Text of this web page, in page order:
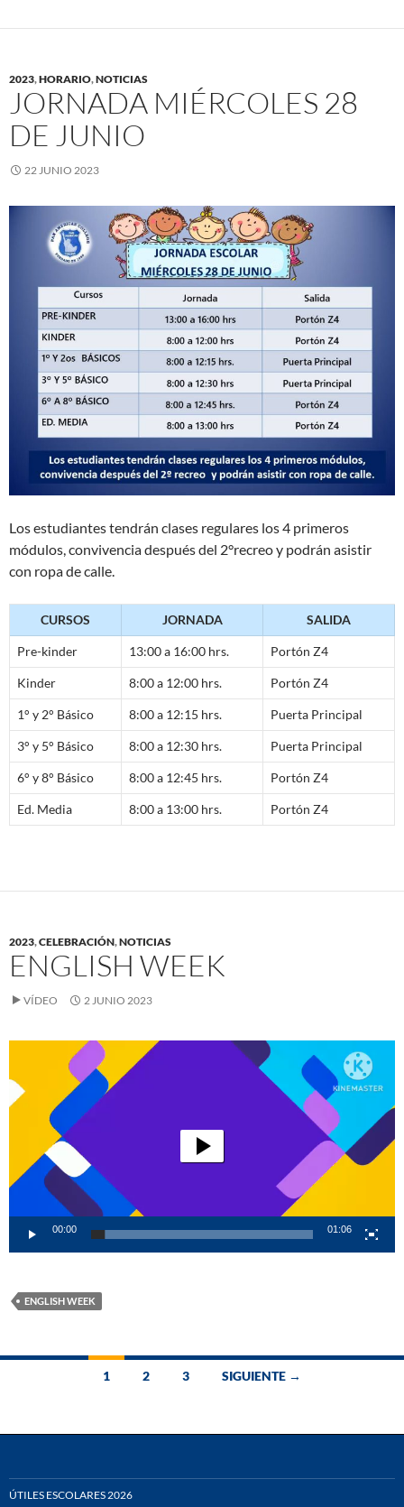
2023,HORARIO,NOTICIAS
JORNADA MIÉRCOLES 28
DE JUNIO
22 JUNIO 2023
Los estudiantes tendrán clases regulares los 4 primeros
módulos, convivencia después del 2°recreo y podrán asistir
con ropa de calle.
CURSOS JORNADA SALIDA
Pre-kinder 13:00 a 16:00 hrs. Portón Z4
Kinder 8:00 a 12:00 hrs. Portón Z4
1° y 2° Básico 8:00 a 12:15 hrs. Puerta Principal
3° y 5° Básico 8:00 a 12:30 hrs. Puerta Principal
6° y 8° Básico 8:00 a 12:45 hrs. Portón Z4
Ed. Media 8:00 a 13:00 hrs. Portón Z4
2023,CELEBRACIÓN,NOTICIAS
ENGLISH WEEK
VÍDEO 2 JUNIO 2023
Reproductor
vídeo
00:00 01:06
ENGLISH WEEK
las
1 2 3 SIGUIENTE →
ÚTILES ESCOLARES 2026